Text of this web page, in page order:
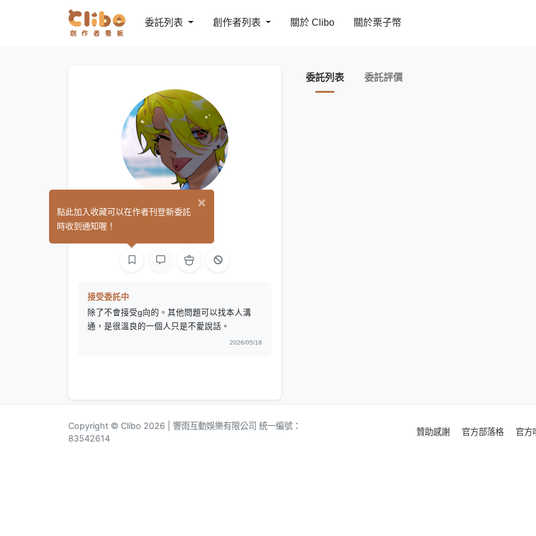
委託列表 創作者列表 關於 Clibo 關於栗子幣
柠檬 (0)
接受委託中
除了不會接受g向的。其他問題可以找本人溝
通，是很溫良的一個人只是不愛說話。
2026/05/18
委託列表 委託評價
Copyright © Clibo 2026 | 響雨互動娛樂有限公司 統一編號：
83542614
贊助感謝 官方部落格 官方
×
點此加入收藏可以在作者刊登新委託
時收到通知喔！